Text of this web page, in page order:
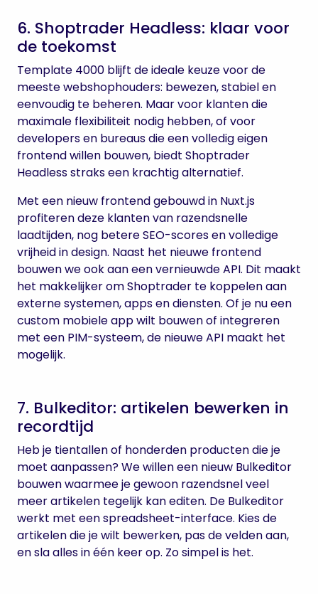
6. Shoptrader Headless: klaar voor
de toekomst
Template 4000 blijft de ideale keuze voor de
meeste webshophouders: bewezen, stabiel en
eenvoudig te beheren. Maar voor klanten die
maximale flexibiliteit nodig hebben, of voor
developers en bureaus die een volledig eigen
frontend willen bouwen, biedt Shoptrader
Headless straks een krachtig alternatief.
Met een nieuw frontend gebouwd in Nuxt.js
profiteren deze klanten van razendsnelle
laadtijden, nog betere SEO-scores en volledige
vrijheid in design. Naast het nieuwe frontend
bouwen we ook aan een vernieuwde API. Dit maakt
het makkelijker om Shoptrader te koppelen aan
externe systemen, apps en diensten. Of je nu een
custom mobiele app wilt bouwen of integreren
met een PIM-systeem, de nieuwe API maakt het
mogelijk.
7. Bulkeditor: artikelen bewerken in
recordtijd
Heb je tientallen of honderden producten die je
moet aanpassen? We willen een nieuw Bulkeditor
bouwen waarmee je gewoon razendsnel veel
meer artikelen tegelijk kan editen. De Bulkeditor
werkt met een spreadsheet-interface. Kies de
artikelen die je wilt bewerken, pas de velden aan,
en sla alles in één keer op. Zo simpel is het.